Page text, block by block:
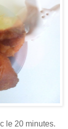
le 20 minutes.